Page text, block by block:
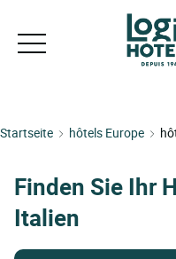
Startseite hôtels Europe
Finden Sie Ihr
Italien